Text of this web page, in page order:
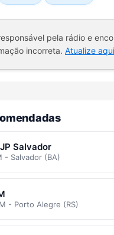
pela rádio e
incorreta. Atualize aqui
Salvador
- Salvador (BA)
- Porto Alegre (RS)